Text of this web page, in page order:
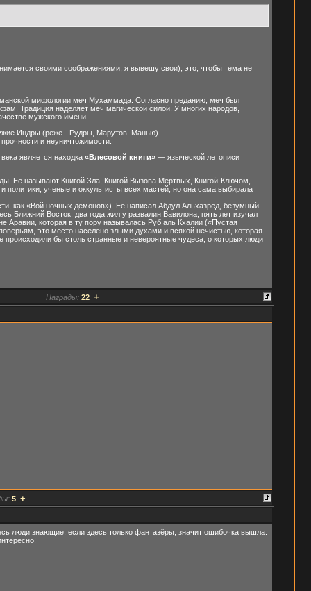
своими соображениями, я вывешу свои), это, чтобы тема не
мифологии меч Мухаммада. Согласно преданию, меч был
Традиция наделяет меч магической силой. У многих народов,
мужского имени.
Индры (реже - Рудры, Марутов. Манью).
и неуничтожимости.
является находка «Влесовой книги»— языческой летописи
Ее называют Книгой Зла, Книгой Вызова Мертвых, Книгой-Ключом,
политики, ученые и оккультисты всех мастей, но она сама выбирала
как «Вой ночных демонов»). Ее написал Абдул Альхазред, безумный
Ближний Восток: два года жил у развалин Вавилона, пять лет изучал
которая в ту пору называлась Руб аль Кхалии («Пустая
это место населено злыми духами и всякой нечистью, которая
происходили бы столь странные и невероятные чудеса, о которых люди
Награды: 22 +
5 +
люди знающие, если здесь только фантазёры, значит ошибочка вышла.